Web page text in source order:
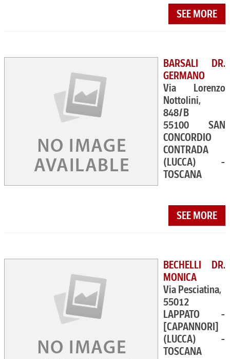
SEE MORE
BARSALI DR.
GERMANO
Via Lorenzo
Nottolini,
848/B
55100 SAN
CONCORDIO
CONTRADA
(LUCCA) -
TOSCANA
SEE MORE
BECHELLI DR.
MONICA
Via Pesciatina,
55012
LAPPATO -
[CAPANNORI]
(LUCCA) -
TOSCANA